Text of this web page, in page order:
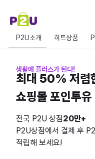
P2U소개 히트상품